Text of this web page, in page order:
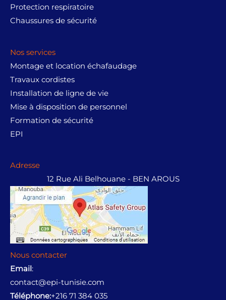
Protection respiratoire
Chaussures de sécurité
Nos services
Montage et location échafaudage
Travaux cordistes
Installation de ligne de vie
Mise à disposition de personnel
Formation de sécurité
EPI
Adresse
12 Rue Ali Belhouane - BEN AROUS
Nous contacter
Email :
contact@epi-tunisie.com
Téléphone:+216 71 384 035